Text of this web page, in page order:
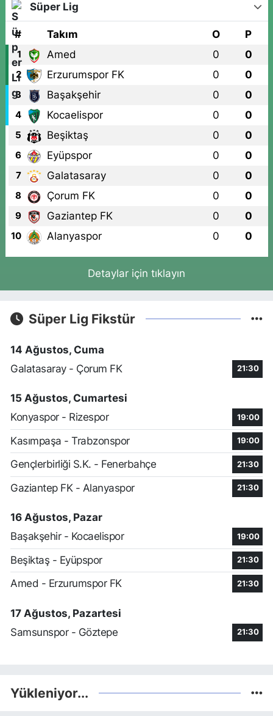
Süper Lig
# Takım O P
1 Amed 0 0
2 Erzurumspor FK 0 0
3 Başakşehir 0 0
4 Kocaelispor 0 0
5 Beşiktaş 0 0
6 Eyüpspor 0 0
7 Galatasaray 0 0
8 Çorum FK 0 0
9 Gaziantep FK 0 0
10 Alanyaspor 0 0
Detaylar için tıklayın
Süper Lig Fikstür
14 Ağustos, Cuma
Galatasaray - Çorum FK
21:30
15 Ağustos, Cumartesi
Konyaspor - Rizespor
19:00
Kasımpaşa - Trabzonspor 19:00
Gençlerbirliği S.K. - Fenerbahçe 21:30
Gaziantep FK - Alanyaspor 21:30
16 Ağustos, Pazar
Başakşehir - Kocaelispor
19:00
Beşiktaş - Eyüpspor 21:30
Amed - Erzurumspor FK 21:30
17 Ağustos, Pazartesi
Samsunspor - Göztepe
21:30
Yükleniyor...